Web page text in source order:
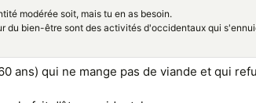
modérée soit, mais tu en as besoin.
du bien-être sont des activités d'occidentaux qui
ans) qui ne mange pas de viande et qui